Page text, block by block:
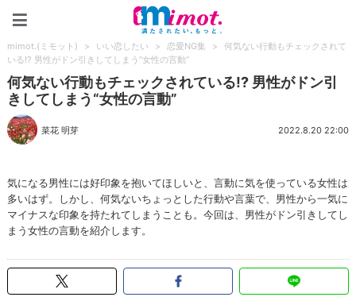
mimot.(ミモット) > いい恋したい > 恋愛NG集 >
何気ない行動もチェックされて
いる!? 男性がドン引きしてしまう“女性の言動”
何気ない行動もチェックされている!? 男性がドン引
きしてしまう“女性の言動”
菜花 明芽 2022.8.20 22:00
気になる男性には好印象を抱いてほしいと、言動に気を使っている女性は
多いはず。しかし、何気ないちょっとした行動や言葉で、男性から一気に
マイナスな印象を持たれてしまうことも。今回は、男性がドン引きしてし
まう女性の言動を紹介します。